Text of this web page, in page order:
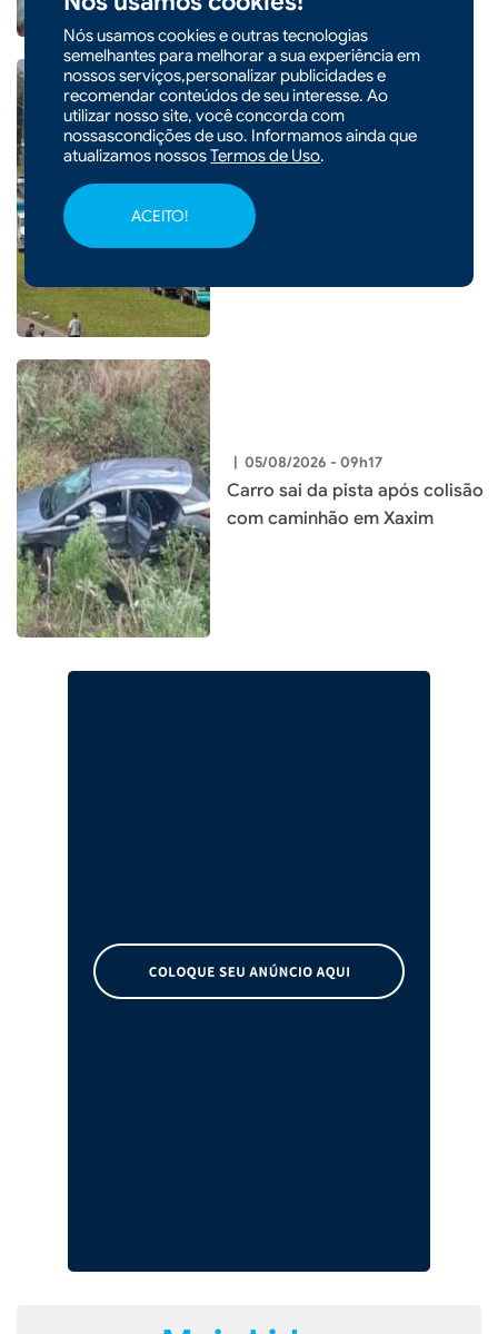
Nós usamos cookies e outras tecnologias
semelhantes para melhorar a sua experiência em
nossos serviços,personalizar publicidades e
recomendar conteúdos de seu interesse. Ao
utilizar nosso site, você concorda com
nossascondições de uso. Informamos ainda que
atualizamos nossosTermos de Uso.
ACEITO!
| 06/08/2026 - 09h21
transporte de cargas; saiba o
que muda
| 05/08/2026 - 09h17
Carro sai da pista após colisão
com caminhão em Xaxim